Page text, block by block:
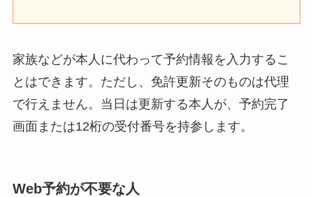
家族などが本人に代わって予約情報を入力するこ
とはできます。ただし、免許更新そのものは代理
で行えません。当日は更新する本人が、予約完了
画面または12桁の受付番号を持参します。
Web予約が不要な人